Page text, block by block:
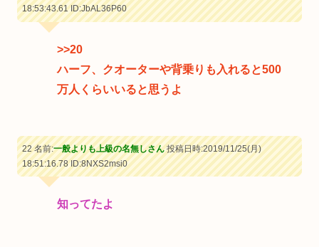
18:53:43.61ID:JbAL36P60
>>20
ハーフ、クオーターや背乗りも入れると500
万人くらいいると思うよ
22 名前:一般よりも上級の名無しさん投稿日時:2019/11/25(月)
18:51:16.78ID:8NXS2msi0
知ってたよ